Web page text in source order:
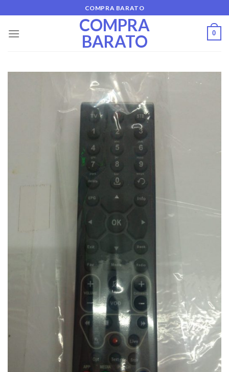
to
content
COMPRA BARATO
COMPRA
BARATO
0